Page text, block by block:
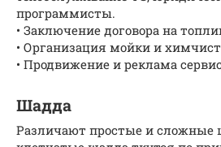
программисты.
• Заключение договора на
• Организация мойки и
• Продвижение и реклама
Шадда
Различают простые и сложные